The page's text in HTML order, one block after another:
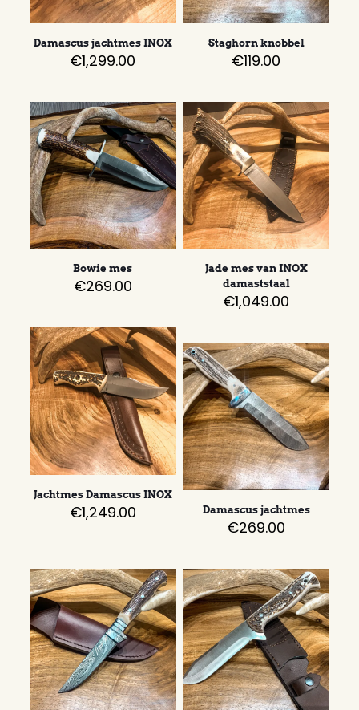
Damascus jachtmes INOX
€1,299.00
Staghorn knobbel
€119.00
Bowie mes
€269.00
Jade mes van INOX
damaststaal
€1,049.00
Jachtmes Damascus INOX
€1,249.00 Damascus jachtmes
€269.00